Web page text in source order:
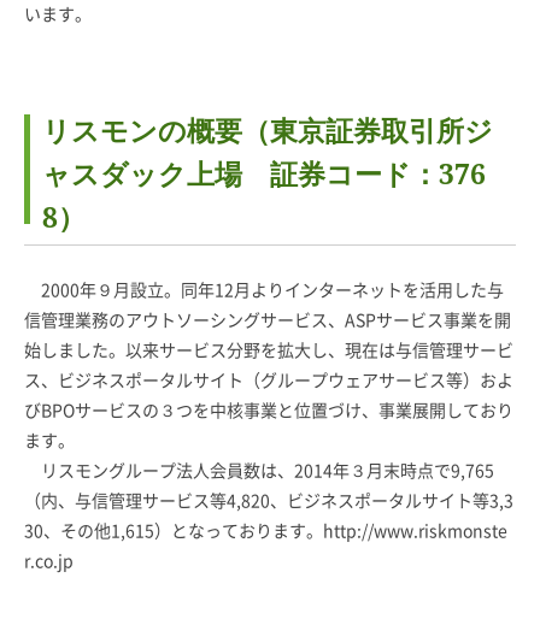
います。
リスモンの概要（東京証券取引所ジ
ャスダック上場 証券コード：376
8）
2000年９月設立。同年12月よりインターネットを活用した与
信管理業務のアウトソーシングサービス、ASPサービス事業を開
始しました。以来サービス分野を拡大し、現在は与信管理サービ
ス、ビジネスポータルサイト（グループウェアサービス等）およ
びBPOサービスの３つを中核事業と位置づけ、事業展開しており
ます。
リスモングループ法人会員数は、2014年３月末時点で9,765
（内、与信管理サービス等4,820、ビジネスポータルサイト等3,3
30、その他1,615）となっております。http://www.riskmonste
r.co.jp